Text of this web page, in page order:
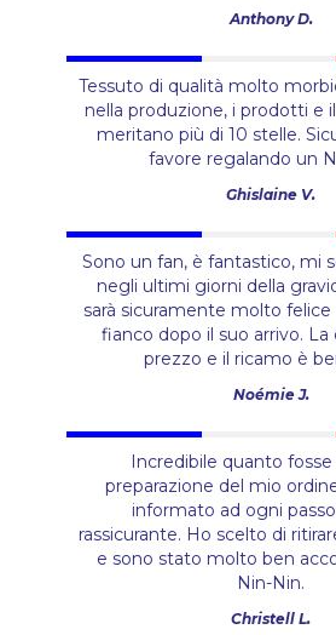
Anthony D.
Tessuto di qualità molto
nella produzione, i prodotti e
meritano più di 10 stelle.
favore regalando un
Ghislaine V.
Sono un fan, è fantastico, mi
negli ultimi giorni della
sarà sicuramente molto felice
fianco dopo il suo arrivo. La
prezzo e il ricamo è
Noémie J.
Incredibile quanto
preparazione del mio
informato ad ogni
rassicurante. Ho scelto di
e sono stato molto ben
Nin-Nin.
Christell L.